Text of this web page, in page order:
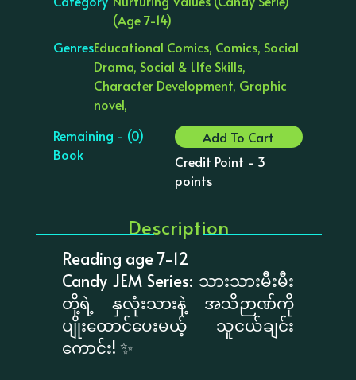
(Age 7-14)
GenresEducational Comics, Comics, Social
Drama, Social & LIfe Skills,
Character Development, Graphic
novel,
Remaining - (0)
Book
Add To Cart
Credit Point - 3
points
Description
Reading age 7-12
Candy JEM Series: သားသားမီးမီး
တို့ရဲ့ နှလုံးသားနဲ့ အသိဉာဏ်ကို
ပျိုးထောင်ပေးမယ့် သူငယ်ချင်း
ကောင်း! ✨